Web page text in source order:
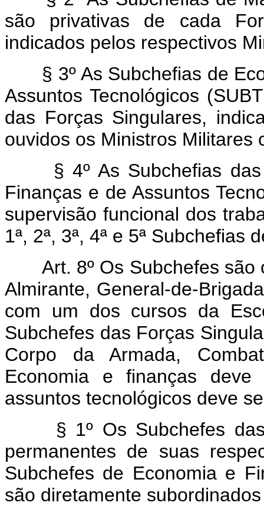
são privativas de cada
indicados pelos respectivos
§ 3º As Subchefias de
Assuntos Tecnológicos
das Forças Singulares,
ouvidos os Ministros Militares
§ 4º As Subchefias das
Finanças e de Assuntos
supervisão funcional dos
1ª, 2ª, 3ª, 4ª e 5ª Subchefias
Art. 8º Os Subchefes são
Almirante, General-de-
com um dos cursos da
Subchefes das Forças
Corpo da Armada,
Economia e finanças
assuntos tecnológicos deve
§ 1º Os Subchefes das
permanentes de suas
Subchefes de Economia e
são diretamente